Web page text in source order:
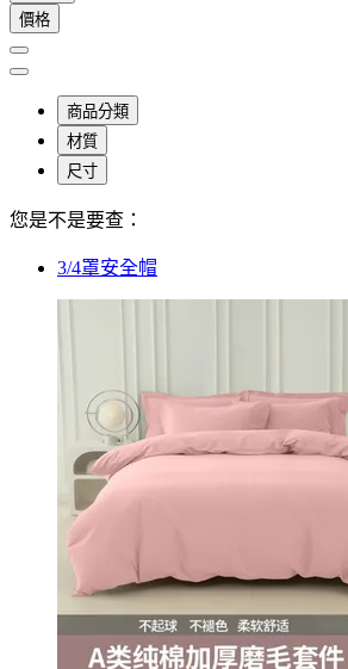
價格
商品分類
材質
尺寸
您是不是要查：
3/4罩安全帽